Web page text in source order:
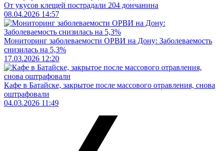
От укусов клещей пострадали 204 дончанина
08.04.2026 14:57
Мониторинг заболеваемости ОРВИ на Дону: Заболеваемость
снизилась на 5,3%
17.03.2026 12:20
Кафе в Батайске, закрытое после массового отравления, снова
оштрафовали
04.03.2026 11:49